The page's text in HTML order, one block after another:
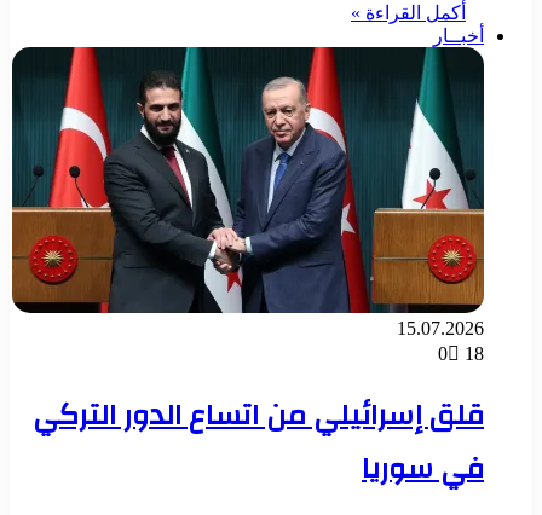
أكمل القراءة »
أخبــار
15.07.2026
0
18
قلق إسرائيلي من اتساع الدور التركي
في سوريا